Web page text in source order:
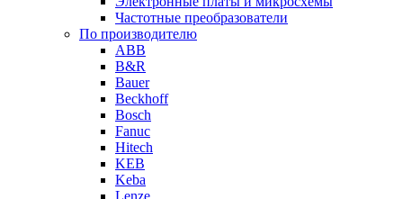
Частотные преобразователи
По производителю
ABB
B&R
Bauer
Beckhoff
Bosch
Fanuc
Hitech
KEB
Keba
Lenze